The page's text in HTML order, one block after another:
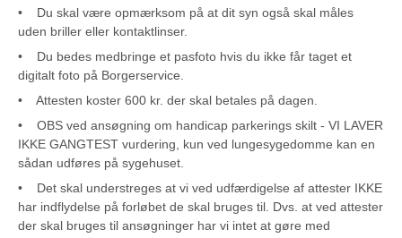
• Du skal være opmærksom på at dit syn også skal måles
uden briller eller kontaktlinser.
• Du bedes medbringe et pasfoto hvis du ikke får taget et
digitalt foto på Borgerservice.
• Attesten koster 600 kr. der skal betales på dagen.
• OBS ved ansøgning om handicap parkerings skilt - VI LAVER
IKKE GANGTEST vurdering, kun ved lungesygedomme kan en
sådan udføres på sygehuset.
• Det skal understreges at vi ved udfærdigelse af attester IKKE
har indflydelse på forløbet de skal bruges til. Dvs. at ved attester
der skal bruges til ansøgninger har vi intet at gøre med